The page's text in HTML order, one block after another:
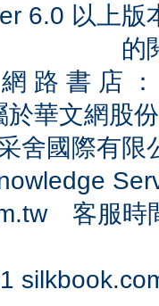
6.0 以上
的
路 書 店
於華文網股
舍國際有
客服時